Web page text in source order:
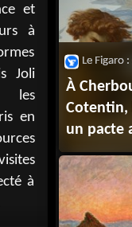
À
Cotentin,
un pacte